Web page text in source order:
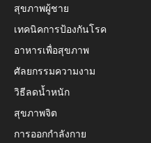
สุขภาพผู้ชาย
เทคนิคการป้องกันโรค
อาหารเพื่อสุขภาพ
ศัลยกรรมความงาม
วิธีลดน้ำหนัก
สุขภาพจิต
การออกกำลังกาย